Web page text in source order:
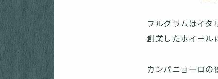
フルクラムはイタ
創業したホイール
カンパニョーロの